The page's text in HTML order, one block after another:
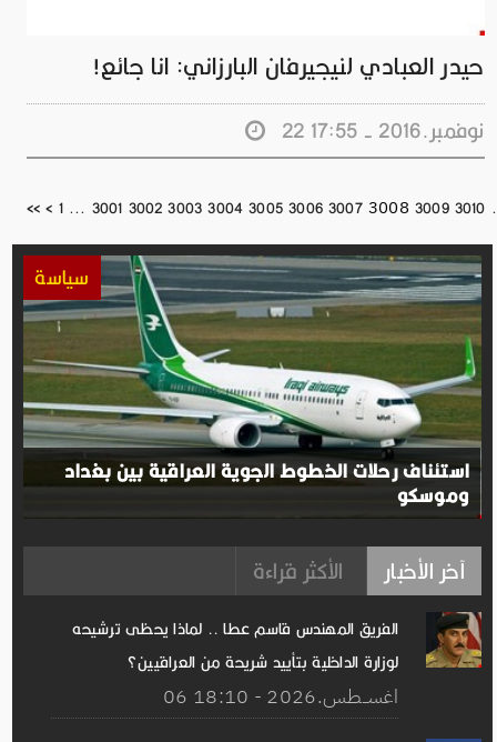
حيدر العبادي لنيجيرفان البارزاني: انا جائع!
22 نوفمبر.2016 - 17:55
<< < 1 ... 3001 3002 3003 3004 3005 3006 3007 3008 3009 3010
سياسة
استئناف رحلات الخطوط الجوية العراقية بين بغداد
وموسكو
آخر الأخبار الأكثر قراءة
الفريق المهندس قاسم عطا .. لماذا يحظى ترشيحه
لوزارة الداخلية بتأييد شريحة من العراقيين؟
06 اغســطس.2026 - 18:10